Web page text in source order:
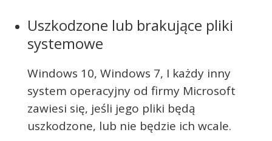
Uszkodzone lub brakujące pliki
systemowe
Windows 10, Windows 7, I każdy inny
system operacyjny od firmy Microsoft
zawiesi się, jeśli jego pliki będą
uszkodzone, lub nie będzie ich wcale.